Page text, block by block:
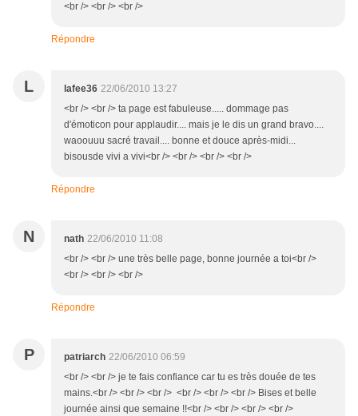
<br /> <br /> <br />
Répondre
L lafee36 22/06/2010 13:27
<br /> <br /> ta page est fabuleuse..... dommage pas
d'émoticon pour applaudir.... mais je le dis un grand bravo....
waoouuu sacré travail.... bonne et douce après-midi...
bisousde vivi a vivi<br /> <br /> <br /> <br />
Répondre
N nath 22/06/2010 11:08
<br /> <br /> une très belle page, bonne journée a toi<br />
<br /> <br /> <br />
Répondre
P patriarch 22/06/2010 06:59
<br /> <br /> je te fais confiance car tu es très douée de tes
mains.<br /> <br /> <br /> <br /> <br /> <br /> Bises et belle
journée ainsi que semaine !!<br /> <br /> <br /> <br />